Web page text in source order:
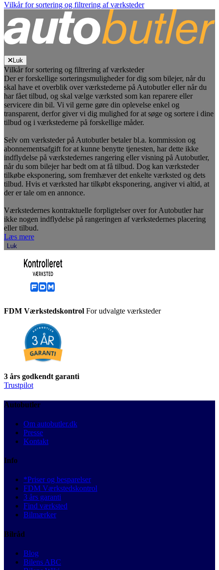
Vilkår for sortering og filtrering af værksteder
Luk
Vilkår for sortering og filtrering af værksteder
Der er forskellige sorteringsmuligheder for dig som bilejer, når du
skal have et overblik over værkstederne på Autobutler eller når du
har fået tilbud, og skal vælge værksted som kan reparere eller
servicere din bil. Vi vil gerne gøre din oplevelse enkel og
transparent, derfor giver vi dig mulighed for at søge og sortere i dine
tilbud og i værkstederne på forskellige måder.
Selv om værksteder på Autobutler betaler bl.a. kommission og
abonnementsafgift for at kunne benytte tjenesten, har dette ikke
indflydelse på værkstedernes rangering eller visning på Autobutler,
når du som bilejer har bedt om at få tilbud. Dog kan værksteder
tilkøbe eksponering, som fremhæver det enkelte værksted og dets
tilbud. Hvis et værksted har tilkøbt eksponering, angiver vi altid, at
der er tale om en annonce.
Værkstedernes kontraktuelle forpligtelser over for Autobutler har
ikke nogen indflydelse på rangeringen af værkstedernes placering
eller tilbud.
Læs mere
Luk
FDM Værkstedskontrol For udvalgte værksteder
3 års godkendt garanti
Trustpilot
Autobutler
Om autobutler.dk
Presse
Kontakt
Info
*Priser og besparelser
FDM Værkstedskontrol
3 års garanti
Find værksted
Bilmærker
Bilråd
Blog
Bilens ABC